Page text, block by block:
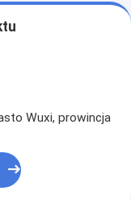
Wuxi, prowincja